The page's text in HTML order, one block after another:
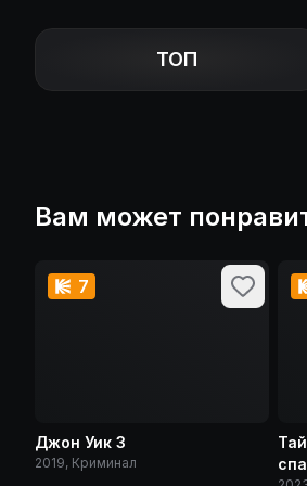
ТОП
Вам может
7
Джон Уик 3
2019, Криминал